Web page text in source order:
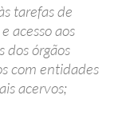
tarefas de
acesso aos
dos órgãos
com entidades
acervos;